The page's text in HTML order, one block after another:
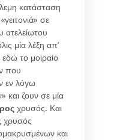
κατάσταση
σε
ατελείωτου
μία λέξη απ’
το μοιραίο
που
εν λόγω
και ζουν σε μία
χρυσός. Και
χρυσός
και